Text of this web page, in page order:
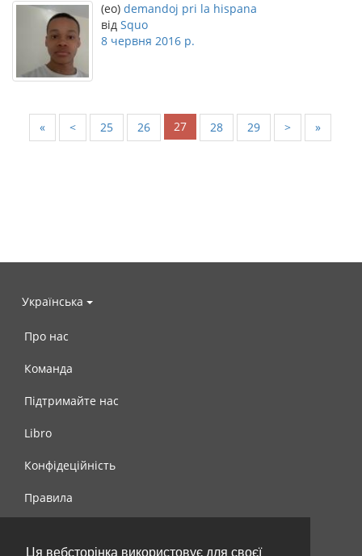
Ця вебсторінка використовує для своєї
(eo) demandoj pri la hispana
від Squo
8 червня 2016 р.
« < 25 26 27 28 29 > »
Українська
Про нас
Команда
Підтримайте нас
Libro
Конфідеційність
Правила